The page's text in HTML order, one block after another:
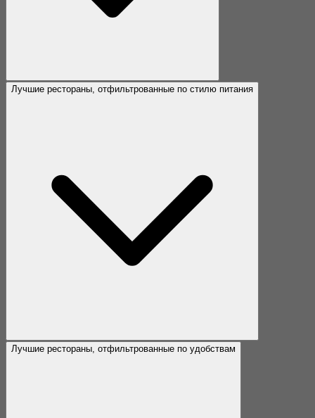
Лучшие рестораны, отфильтрованные по стилю питания
Лучшие рестораны, отфильтрованные по удобствам